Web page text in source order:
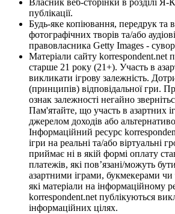
Власник веб-сторінки в розділі Я-
публікації.
Будь-яке копіювання, передрук та
фотографічних творів та/або
правовласника Getty Images -
Матеріали сайту korrespondent.net
старше 21 року (21+). Участь в
викликати ігрову залежність.
(принципів) відповідальної гри.
ознак залежності негайно
Пам'ятайте, що участь в азартних
джерелом доходів або
Інформаційний ресурс
ігри на реальні та/або віртуальні
приймає ні в якій формі оплату
платежів, які пов’язані/можуть
азартними іграми, букмекерами чи
які матеріали на інформаційному
korrespondent.net публікуються
інформаційних цілях.